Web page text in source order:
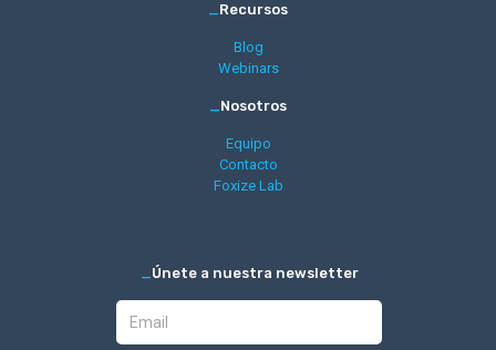
_Recursos
Blog
Webinars
_Nosotros
Equipo
Contacto
Foxize Lab
_Únete a nuestra newsletter